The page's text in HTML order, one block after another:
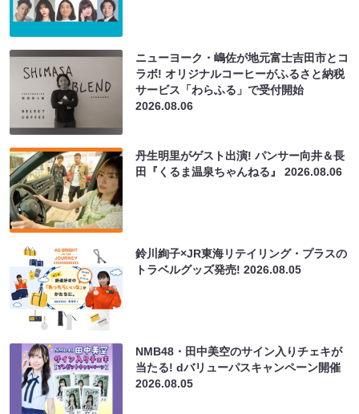
ニューヨーク・嶋佐が地元富士吉田市とコ
ラボ! オリジナルコーヒーがふるさと納税
サービス「わらふる」で受付開始
2026.08.06
丹生明里がゲスト出演! パンサー向井＆長
田『くるま温泉ちゃんねる』2026.08.06
鈴川絢子×JR東海リテイリング・プラスの
トラベルグッズ発売!2026.08.05
NMB48・田中美空のサイン入りチェキが
当たる! dバリューパスキャンペーン開催
2026.08.05